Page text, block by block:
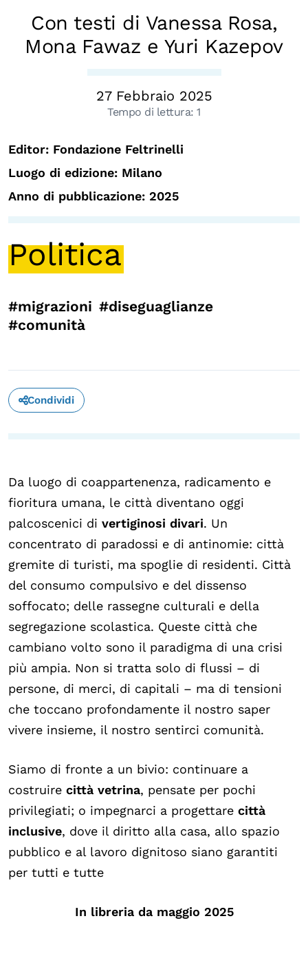
Persone
Archivi del presente
I CONTENUTI
Osservatori di ricerca
Progetti Internazionali
Storie di Resistenza, ottant’anni dopo
Calendario civile
Programmi per le scuole
Under25
Classici del Pensiero Politico
Master e Executive Program
Con testi di Vanessa Rosa,
Mona Fawaz e Yuri Kazepov
27 Febbraio 2025
Tempo di lettura:1
Editor: Fondazione Feltrinelli
Luogo di edizione: Milano
Anno di pubblicazione: 2025
Politica
#migrazioni #diseguaglianze
#comunità
Condividi
Da luogo di coappartenenza, radicamento e
fioritura umana, le città diventano oggi
palcoscenici di vertiginosi divari. Un
concentrato di paradossi e di antinomie: città
gremite di turisti, ma spoglie di residenti. Città
del consumo compulsivo e del dissenso
soffocato; delle rassegne culturali e della
segregazione scolastica. Queste città che
cambiano volto sono il paradigma di una crisi
più ampia. Non si tratta solo di flussi – di
persone, di merci, di capitali – ma di tensioni
che toccano profondamente il nostro saper
vivere insieme, il nostro sentirci comunità.
Siamo di fronte a un bivio: continuare a
costruire città vetrina, pensate per pochi
privilegiati; o impegnarci a progettare città
inclusive, dove il diritto alla casa, allo spazio
pubblico e al lavoro dignitoso siano garantiti
per tutti e tutte
In libreria da maggio 2025